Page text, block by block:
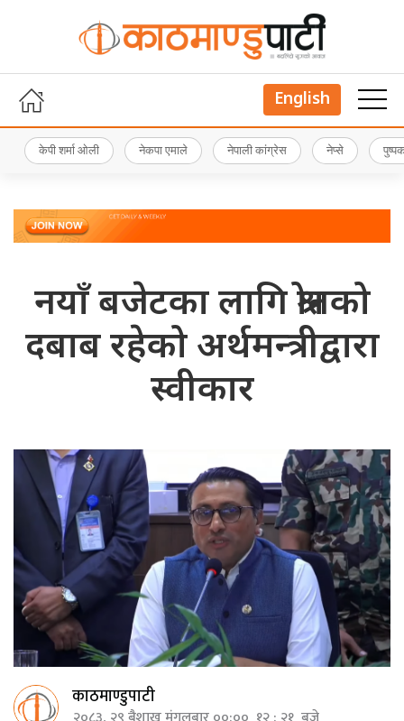
English
केपी शर्मा ओली नेकपा एमाले नेपाली कांग्रेस नेप्से
नयाँ बजेटका लागि श्रोतको
दबाब रहेको अर्थमन्त्रीद्वारा
स्वीकार
काठमाण्डुपाटी